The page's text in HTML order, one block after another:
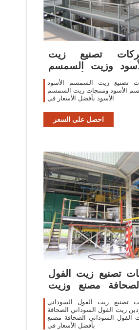
تصنيع زيت
وزيت السمسم
الأسود في
تصنيع زيت السمسم الأسود
الأسود ومنتجات زيت السمسم
الأسود بأفضل الأسعار في
احصل على السعر
تصنيع زيت الفول
مصنع وزيت
الفول السوداني
تصنيع زيت الفول السوداني
زيت الفول السوداني الصحافة
الفول السوداني الصحافة مصنع
بأفضل الأسعار في